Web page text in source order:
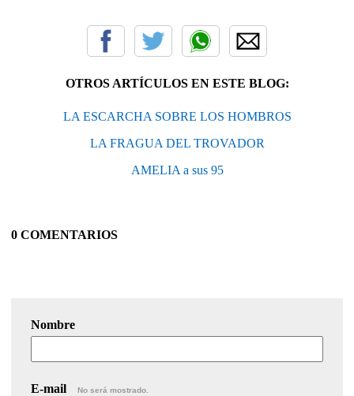
OTROS ARTÍCULOS EN ESTE BLOG:
LA ESCARCHA SOBRE LOS HOMBROS
LA FRAGUA DEL TROVADOR
AMELIA a sus 95
0 COMENTARIOS
Nombre
E-mail No será mostrado.